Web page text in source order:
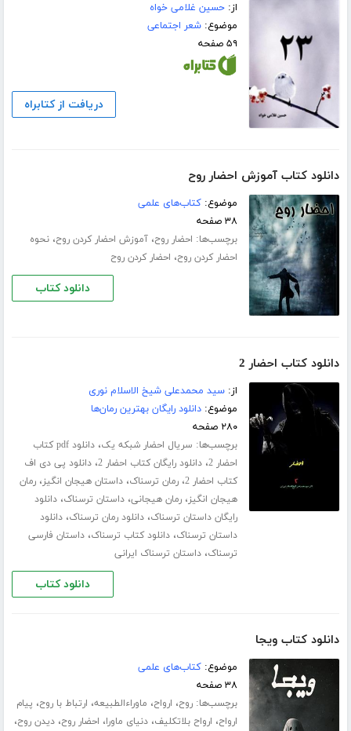
از:حسین غلامی خواه
موضوع:شعر اجتماعی
۵۹ صفحه
دریافت از کتابراه
دانلود کتاب آموزش احضار روح
موضوع:کتاب‌های علمی
۳۸ صفحه
برچسب‌ها: احضار روح،آموزش احضار کردن روح،نحوه
احضار کردن روح، احضار کردن روح
دانلود کتاب
دانلود کتاب احضار 2
از:سید محمدعلی شیخ الاسلام نوری
موضوع:دانلود رایگان بهترین رمان‌ها
۲۸۰ صفحه
برچسب‌ها: سریال احضار شبکه یک،
دانلود pdf کتاب
احضار 2 ،دانلود رایگان کتاب احضار 2 ،دانلود پی دی اف
کتاب احضار 2 ،رمان ترسناک،داستان هیجان انگیز،رمان
هیجان انگیز،رمان هیجانی،داستان ترسناک،دانلود
رایگان داستان ترسناک،دانلود رمان ترسناک،دانلود
داستان ترسناک،دانلود کتاب ترسناک،داستان فارسی
ترسناک،داستان ترسناک ایرانی
دانلود کتاب
دانلود کتاب ویجا
موضوع:کتاب‌های علمی
۳۸ صفحه
برچسب‌ها:روح، ارواح، ماوراءالطبیعه، ارتباط با روح، پیام
ارواح، ارواح بلاتکلیف،دنیای ماورا، احضار روح،دیدن روح،